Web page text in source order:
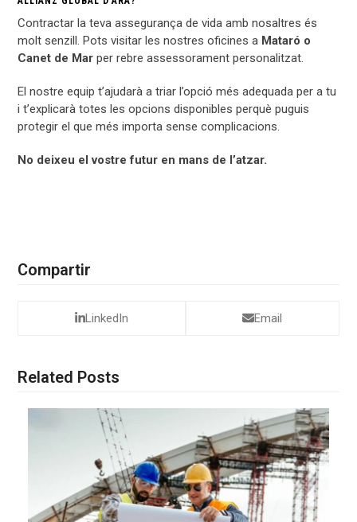
Contractar la teva assegurança de vida amb nosaltres és
molt senzill. Pots visitar les nostres oficines a Mataró o
Canet de Mar per rebre assessorament personalitzat.
El nostre equip t’ajudarà a triar l’opció més adequada per a tu
i t’explicarà totes les opcions disponibles perquè puguis
protegir el que més importa sense complicacions.
No deixeu el vostre futur en mans de l’atzar.
Compartir
LinkedIn Email
Related Posts